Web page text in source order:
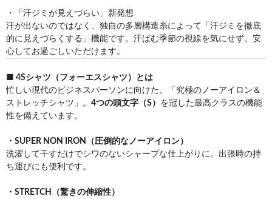
・「汗ジミが見えづらい」新発想
汗が出ないのではなく、独自の多層構造糸によって「汗ジミを徹底
的に見えづらくする」機能です。汗ばむ季節の視線を気にせず、安
心してお過ごしいただけます。
■ 4Sシャツ（フォーエスシャツ）とは
忙しい現代のビジネスパーソンに向けた、「究極のノーアイロン＆
ストレッチシャツ」。 4つの頭文字（S） を冠した最高クラスの機能
性を備えています。
・SUPER NON IRON（圧倒的なノーアイロン）
洗濯して干すだけでシワのないシャープな仕上がりに。出張時の持
ち運びにも便利です。
・STRETCH（驚きの伸縮性）